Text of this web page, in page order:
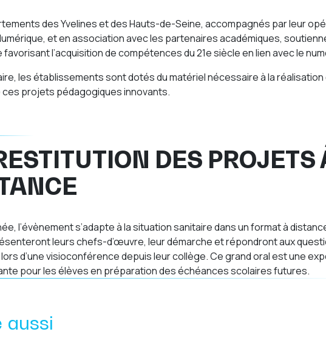
des Yvelines et des Hauts-de-Seine, accompagnés par leur
et en association avec les partenaires académiques,
favorisant l’acquisition de compétences du 21e siècle en lien avec le
les établissements sont dotés du matériel nécessaire à la réalisation
projets pédagogiques innovants.
DES PROJETS
l’évènement s’adapte à la situation sanitaire dans un format à
leurs chefs-d’œuvre, leur démarche et répondront aux
lors d’une visioconférence depuis leur collège. Ce grand oral est une
pour les élèves en préparation des échéances scolaires futures.
aussi